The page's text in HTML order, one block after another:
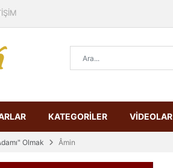
KATEGORİLER VİDEOLAR
Olmak Âmin